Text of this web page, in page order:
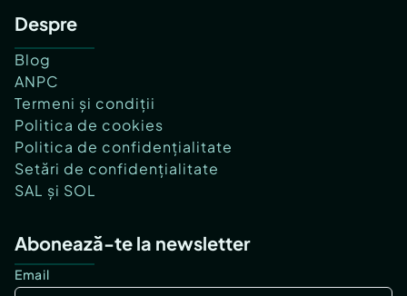
Despre
Blog
ANPC
Termeni și condiții
Politica de cookies
Politica de confidențialitate
Setări de confidențialitate
SAL și SOL
Abonează-te la newsletter
Email